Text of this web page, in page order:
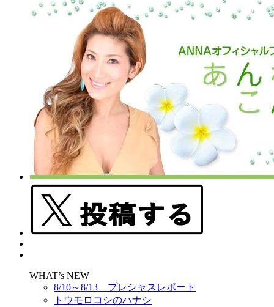
WHAT’s NEW
8/10～8/13 プレシャスレポート
トウモロコシのハナシ